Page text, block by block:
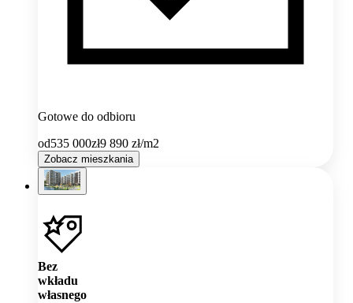
Gotowe do odbioru
od535 000zł9 890 zł/m2
Zobacz mieszkania
Bez
wkładu
własnego